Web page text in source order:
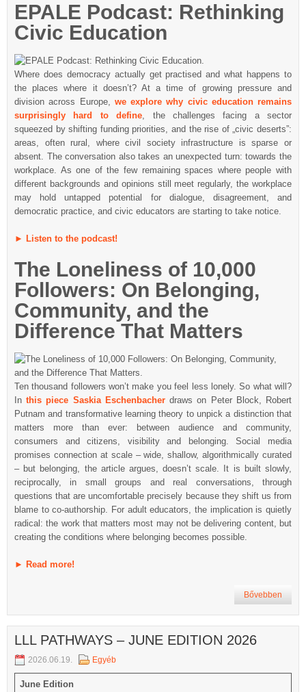
EPALE Podcast: Rethinking
Civic Education
Where does democracy actually get practised and what happens to
the places where it doesn’t? At a time of growing pressure and
division across Europe, we explore why civic education remains
surprisingly hard to define, the challenges facing a sector
squeezed by shifting funding priorities, and the rise of „civic deserts”:
areas, often rural, where civil society infrastructure is sparse or
absent. The conversation also takes an unexpected turn: towards the
workplace. As one of the few remaining spaces where people with
different backgrounds and opinions still meet regularly, the workplace
may hold untapped potential for dialogue, disagreement, and
democratic practice, and civic educators are starting to take notice.
► Listen to the podcast!
The Loneliness of 10,000
Followers: On Belonging,
Community, and the
Difference That Matters
Ten thousand followers won’t make you feel less lonely. So what will?
Inthis piece Saskia Eschenbacherdraws on Peter Block, Robert
Putnam and transformative learning theory to unpick a distinction that
matters more than ever: between audience and community,
consumers and citizens, visibility and belonging. Social media
promises connection at scale – wide, shallow, algorithmically curated
– but belonging, the article argues, doesn’t scale. It is built slowly,
reciprocally, in small groups and real conversations, through
questions that are uncomfortable precisely because they shift us from
blame to co-authorship. For adult educators, the implication is quietly
radical: the work that matters most may not be delivering content, but
creating the conditions where belonging becomes possible.
► Read more!
Bővebben
LLL PATHWAYS – JUNE EDITION 2026
2026.06.19. Egyéb
June Edition